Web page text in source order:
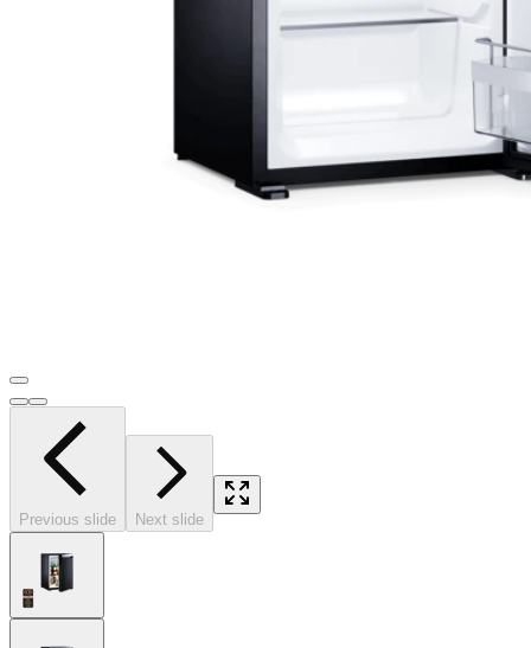
Previous slide Next slide